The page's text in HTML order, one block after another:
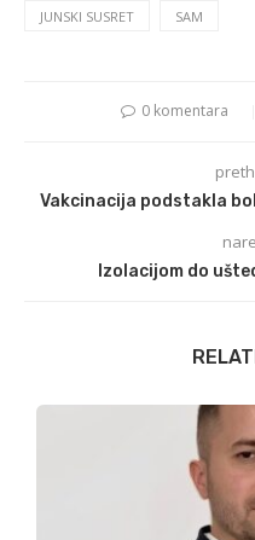
JUNSKI SUSRET SAM
0 komentara
Vakcinacija podstakla
Izolacijom do